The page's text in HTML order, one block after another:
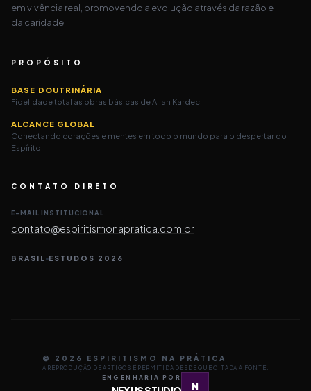
em vivência real, promovendo a evolução através da razão e
da caridade.
PROPÓSITO
BASE DOUTRINÁRIA
Fidelidade total às obras básicas de Allan Kardec.
ALCANCE GLOBAL
Conectando corações e mentes em todo o mundo para o despertar do
Espírito.
CONTATO DIRETO
E-MAIL INSTITUCIONAL
contato@espiritismonapratica.com.br
BRASIL ESTUDOS 2026
© 2026 ESPIRITISMO NA PRÁTICA
A REPRODUÇÃO DE ARTIGOS É PERMITIDA DESDE QUE CITADA A FONTE.
ENGENHARIA POR
N